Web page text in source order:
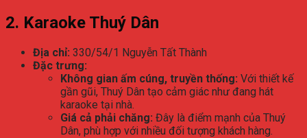
2. Karaoke Thuý Dân
Địa chỉ: 330/54/1 Nguyễn Tất Thành
Đặc trưng:
Không gian ấm cúng, truyền thống: Với thiết kế
gần gũi, Thuý Dân tạo cảm giác như đang hát
karaoke tại nhà.
Giá cả phải chăng: Đây là điểm mạnh của Thuý
Dân, phù hợp với nhiều đối tượng khách hàng.